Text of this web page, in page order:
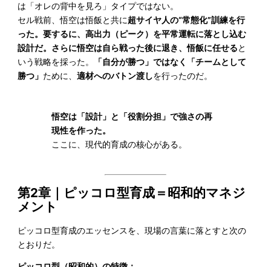
は「オレの背中を見ろ」タイプではない。
セル戦前、悟空は悟飯と共に超サイヤ人の“常態化”訓練を行
った。要するに、高出力（ピーク）を平常運転に落とし込む
設計だ。さらに悟空は自ら戦った後に退き、悟飯に任せると
いう戦略を採った。
「自分が勝つ」ではなく「チームとして
勝つ」 ために、適材へのバトン渡しを行ったのだ。
悟空は「設計」と「役割分担」で強さの再
現性を作った。
ここに、現代的育成の核心がある。
第2章｜ピッコロ型育成＝昭和的マネジ
メント
ピッコロ型育成のエッセンスを、現場の言葉に落とすと次の
とおりだ。